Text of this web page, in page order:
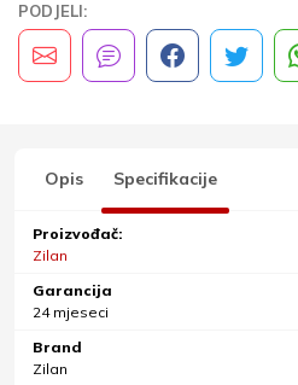
PODJELI:
Opis Specifikacije
Proizvođač:
Zilan
Garancija
24 mjeseci
Brand
Zilan